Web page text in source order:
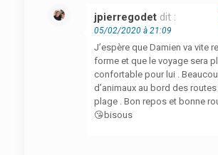
jpierregodet dit :
05/02/2020 à 21:09
J’espère que Damien va vite
forme et que le voyage sera
confortable pour lui .
d’animaux au bord des routes
plage . Bon repos et bonne
😘bisous